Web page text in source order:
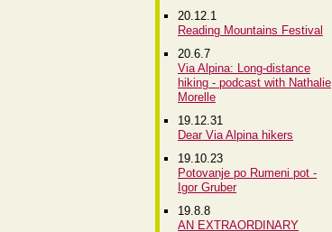
20.12.1
Reading Mountains Festival
20.6.7
Via Alpina: Long-distance
hiking - podcast with Nathalie
Morelle
19.12.31
Dear Via Alpina hikers
19.10.23
Potovanje po Rumeni pot -
Igor Gruber
19.8.8
AN EXTRAORDINARY